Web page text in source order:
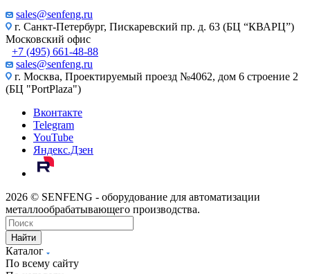
sales@senfeng.ru
г. Санкт-Петербург, Пискаревский пр. д. 63 (БЦ “КВАРЦ”)
Московский офис
+7 (495) 661-48-88
sales@senfeng.ru
г. Москва, Проектируемый проезд №4062, дом 6 строение 2
(БЦ "PortPlaza")
Вконтакте
Telegram
YouTube
Яндекс.Дзен
2026 © SENFENG - оборудование для автоматизации
металлообрабатывающего производства.
Найти
Каталог
По всему сайту